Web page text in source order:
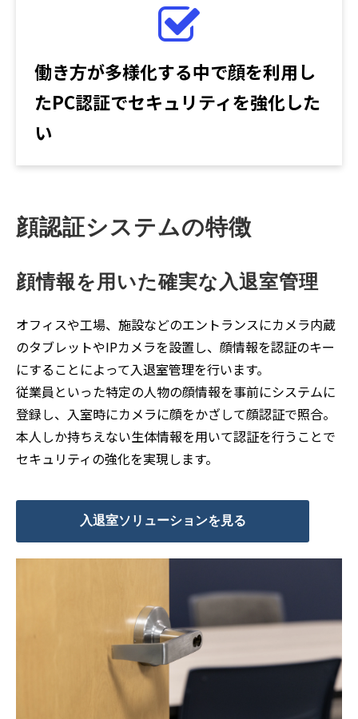
働き方が多様化する中で顔を利用し
たPC認証でセキュリティを強化した
い
顔認証システムの特徴
顔情報を用いた確実な入退室管理
オフィスや工場、施設などのエントランスにカメラ内蔵
のタブレットやIPカメラを設置し、顔情報を認証のキー
にすることによって入退室管理を行います。
従業員といった特定の人物の顔情報を事前にシステムに
登録し、入室時にカメラに顔をかざして顔認証で照合。
本人しか持ちえない生体情報を用いて認証を行うことで
セキュリティの強化を実現します。
入退室ソリューションを見る